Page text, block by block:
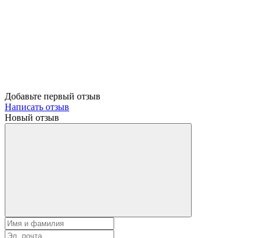
Добавьте первый отзыв
Написать отзыв
Новый отзыв